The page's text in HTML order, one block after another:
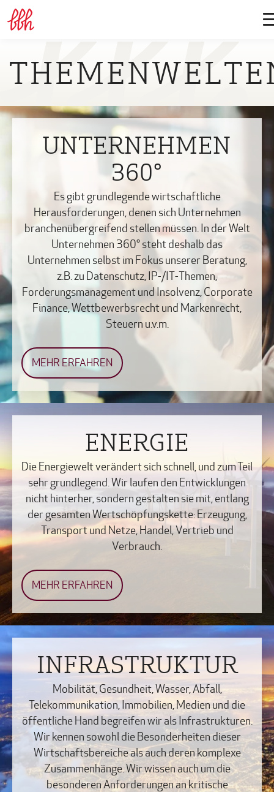
UNTERNEHMEN
360°
Es gibt grundlegende wirtschaftliche
Herausforderungen, denen sich Unternehmen
branchenübergreifend stellen müssen. In der Welt
Unternehmen 360° steht deshalb das
Unternehmen selbst im Fokus unserer Beratung,
z.B. zu Datenschutz, IP-/IT-Themen,
Forderungsmanagement und Insolvenz, Corporate
Finance, Wettbewerbsrecht und Markenrecht,
Steuern u.v.m.
MEHR ERFAHREN
ENERGIE
Die Energiewelt verändert sich schnell, und zum Teil
sehr grundlegend. Wir laufen den Entwicklungen
nicht hinterher, sondern gestalten sie mit, entlang
der gesamten Wertschöpfungskette: Erzeugung,
Transport und Netze, Handel, Vertrieb und
Verbrauch.
MEHR ERFAHREN
INFRASTRUKTUR
Mobilität, Gesundheit, Wasser, Abfall,
Telekommunikation, Immobilien, Medien und die
öffentliche Hand begreifen wir als Infrastrukturen.
Wir kennen sowohl die Besonderheiten dieser
Wirtschaftsbereiche als auch deren komplexe
Zusammenhänge. Wir wissen auch um die
besonderen Anforderungen an kritische